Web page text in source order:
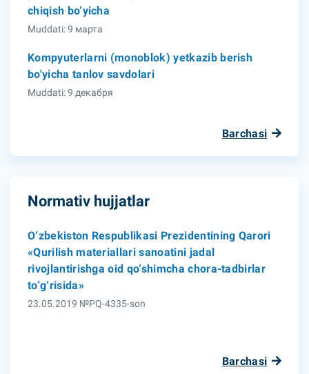
chiqish bo‘yicha
Muddati: 9 марта
Kompyuterlarni (monoblok) yetkazib berish
bo'yicha tanlov savdolari
Muddati: 9 декабря
Barchasi
Normativ hujjatlar
O‘zbekiston Respublikasi Prezidentining Qarori
«Qurilish materiallari sanoatini jadal
rivojlantirishga oid qo‘shimcha chora-tadbirlar
to‘g‘risida»
23.05.2019 №PQ-4335-son
Barchasi